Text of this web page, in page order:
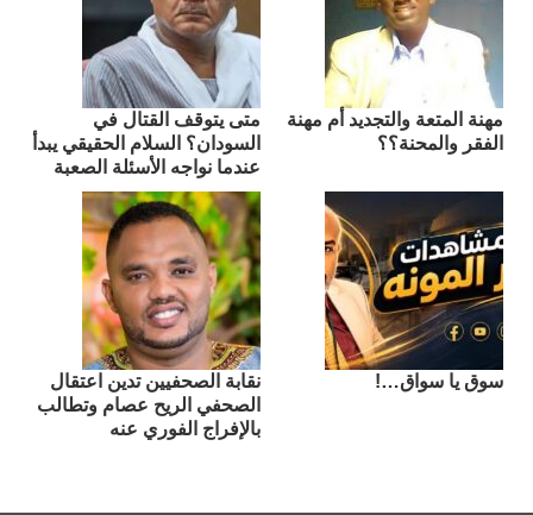
مهنة المتعة والتجديد أم مهنة
الفقر والمحنة؟؟
متى يتوقف القتال في
السودان؟ السلام الحقيقي يبدأ
عندما نواجه الأسئلة الصعبة
سوق يا سواق…!
نقابة الصحفيين تدين اعتقال
الصحفي الريح عصام وتطالب
بالإفراج الفوري عنه